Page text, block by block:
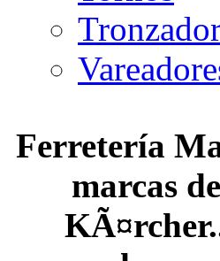
Ferretería
marcas